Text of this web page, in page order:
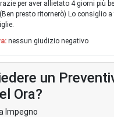
per aver allietato 4 giorni più
presto ritornerò) Lo consiglio a
nessun giudizio negativo
un
Ora?
Impegno